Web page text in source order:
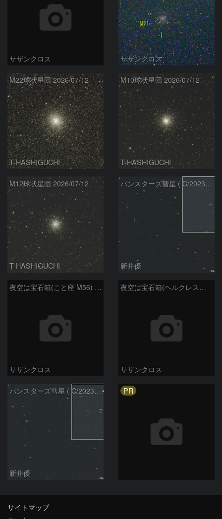
サザンクロス サザンクロス
M22球状星団 2026/07/12
T-HASHIGUCHI
M10球状星団 2026/07/12
T-HASHIGUCHI
M12球状星団 2026/07/12
T-HASHIGUCHI
パンスターズ彗星 ( C/2023R1 ) ：2026/07/08
新井優
夜空は宝石箱(こと座 M56) Seestar50
サザンクロス
夜空は宝石箱(ヘルクレス座 M13) Seestar50
サザンクロス
パンスターズ彗星 ( C/2023R1 ) ：2026/05/20
新井優
PR
サイトマップ